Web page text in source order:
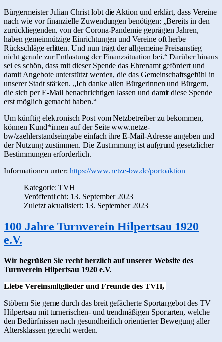
Bürgermeister Julian Christ lobt die Aktion und erklärt, dass Vereine
nach wie vor finanzielle Zuwendungen benötigen: „Bereits in den
zurückliegenden, von der Corona-Pandemie geprägten Jahren,
haben gemeinnützige Einrichtungen und Vereine oft herbe
Rückschläge erlitten. Und nun trägt der allgemeine Preisanstieg
nicht gerade zur Entlastung der Finanzsituation bei.“ Darüber hinaus
sei es schön, dass mit dieser Spende das Ehrenamt gefördert und
damit Angebote unterstützt werden, die das Gemeinschaftsgefühl in
unserer Stadt stärken. „Ich danke allen Bürgerinnen und Bürgern,
die sich per E-Mail benachrichtigen lassen und damit diese Spende
erst möglich gemacht haben.“
Um künftig elektronisch Post vom Netzbetreiber zu bekommen,
können Kund*innen auf der Seite www.netze-
bw/zaehlerstandseingabe einfach ihre E-Mail-Adresse angeben und
der Nutzung zustimmen. Die Zustimmung ist aufgrund gesetzlicher
Bestimmungen erforderlich.
Informationen unter: https://www.netze-bw.de/portoaktion
Kategorie: TVH
Veröffentlicht: 13. September 2023
Zuletzt aktualisiert: 13. September 2023
100 Jahre Turnverein Hilpertsau 1920
e.V.
Wir begrüßen Sie recht herzlich auf unserer Website des
Turnverein Hilpertsau 1920 e.V.
Liebe Vereinsmitglieder und Freunde des TVH,
Stöbern Sie gerne durch das breit gefächerte Sportangebot des TV
Hilpertsau mit turnerischen- und trendmäßigen Sportarten, welche
den Bedürfnissen nach gesundheitlich orientierter Bewegung aller
Altersklassen gerecht werden.